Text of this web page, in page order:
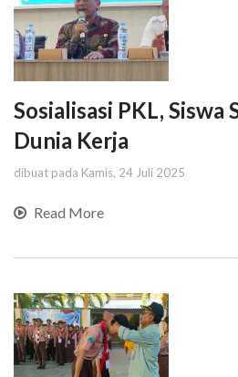
Sosialisasi PKL, Siswa
Dunia Kerja
dibuat pada Kamis, 24 Juli 2025
Read More